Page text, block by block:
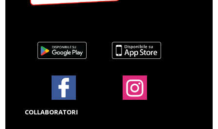
COLLABORATORI